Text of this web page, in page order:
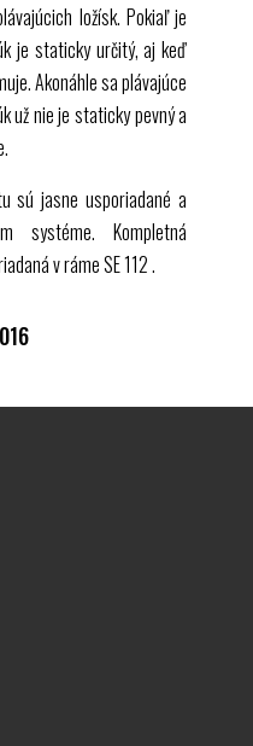
ložísk. Pokiaľ je
je staticky určitý, aj keď
Akonáhle sa plávajúce
už nie je staticky pevný a
sú jasne usporiadané a
systéme. Kompletná
v rámeSE 112.